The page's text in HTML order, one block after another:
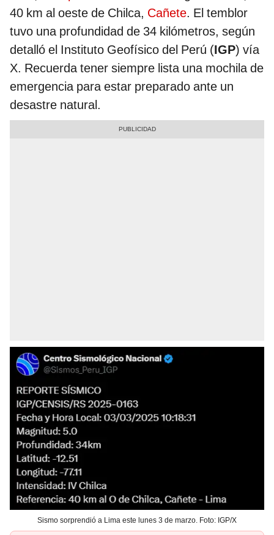
40 km al oeste de Chilca, Cañete. El temblor
tuvo una profundidad de 34 kilómetros, según
detalló el Instituto Geofísico del Perú (IGP) vía
X. Recuerda tener siempre lista una mochila de
emergencia para estar preparado ante un
desastre natural.
Sismo sorprendió a Lima este lunes 3 de marzo. Foto: IGP/X